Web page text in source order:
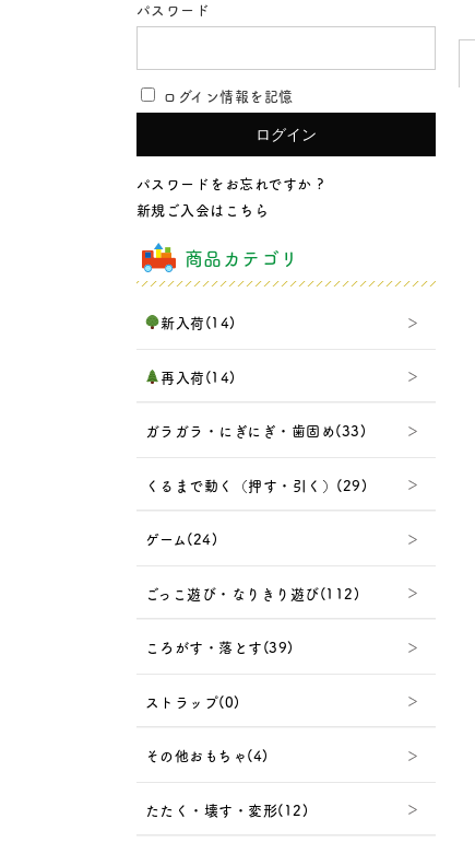
パスワード
ログイン情報を記憶
パスワードをお忘れですか ?
新規ご入会はこちら
商品カテゴリ
新入荷(14)
再入荷(14)
ガラガラ・にぎにぎ・歯固め(33)
くるまで動く（押す・引く）(29)
ゲーム(24)
ごっこ遊び・なりきり遊び(112)
ころがす・落とす(39)
ストラップ(0)
その他おもちゃ(4)
たたく・壊す・変形(12)